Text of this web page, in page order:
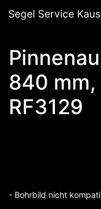
Segel Service
840 mm,
RF3129
- Bohrbild nicht